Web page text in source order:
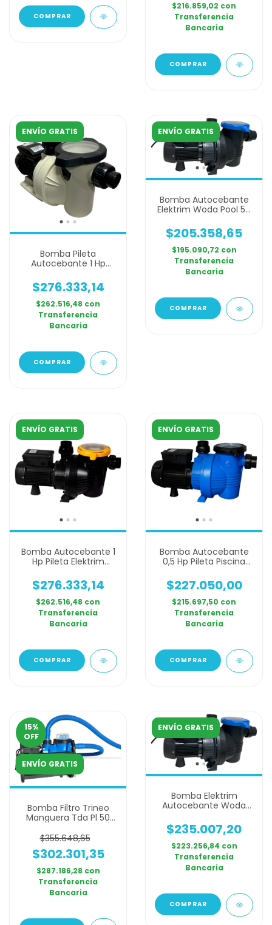
$216.859,02 con
Transferencia
Bancaria
ENVÍO GRATIS
Bomba Pileta
Autocebante 1 Hp
Pl Fit 100
$276.333,14
$262.516,48 con
Transferencia
Bancaria
ENVÍO GRATIS
Bomba Autocebante
Elektrim Woda Pool 50
$205.358,65
$195.090,72 con
Transferencia
Bancaria
ENVÍO GRATIS
Bomba Autocebante 1
Hp Pileta Elektrim
$276.333,14
$262.516,48 con
Transferencia
Bancaria
ENVÍO GRATIS
Bomba Autocebante
0,5 Hp Pileta Piscina
$227.050,00
$215.697,50 con
Transferencia
Bancaria
15%
OFF
ENVÍO GRATIS
Bomba Filtro Trineo
Manguera Tda Pl 50
$355.648,65
$302.301,35
$287.186,28 con
Transferencia
Bancaria
ENVÍO GRATIS
Bomba Elektrim
Autocebante Woda
3/4 Hp
$235.007,20
$223.256,84 con
Transferencia
Bancaria